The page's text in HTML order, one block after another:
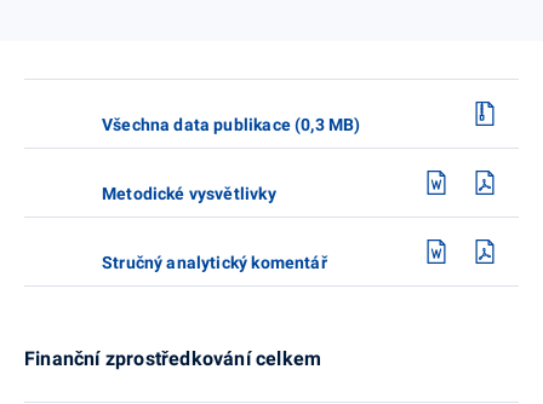
Všechna data publikace (0,3 MB)
Metodické vysvětlivky
Stručný analytický komentář
Finanční zprostředkování celkem